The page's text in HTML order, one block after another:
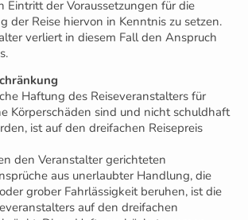
Eintritt der Voraussetzungen für die
der Reise hiervon in Kenntnis zu setzen.
verliert in diesem Fall den Anspruch
Haftung des Reiseveranstalters für
Körperschäden sind und nicht schuldhaft
ist auf den dreifachen Reisepreis
den Veranstalter gerichteten
aus unerlaubter Handlung, die
grober Fahrlässigkeit beruhen, ist die
auf den dreifachen